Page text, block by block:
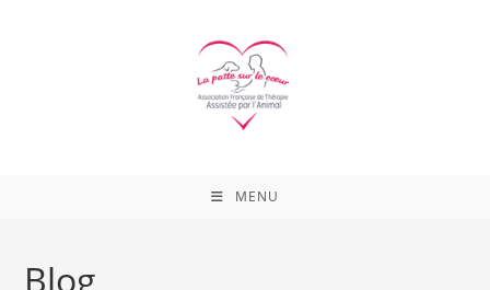
MENU
Blog